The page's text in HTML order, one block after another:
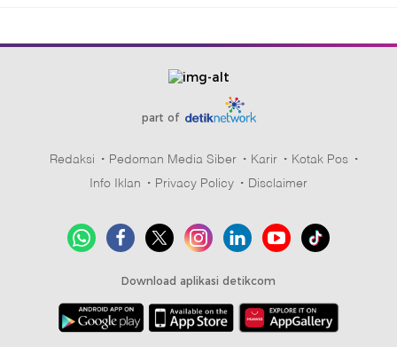
part of
Redaksi Pedoman Media Siber Karir
Kotak Pos
Info Iklan
Privacy Policy Disclaimer
Download aplikasi detikcom